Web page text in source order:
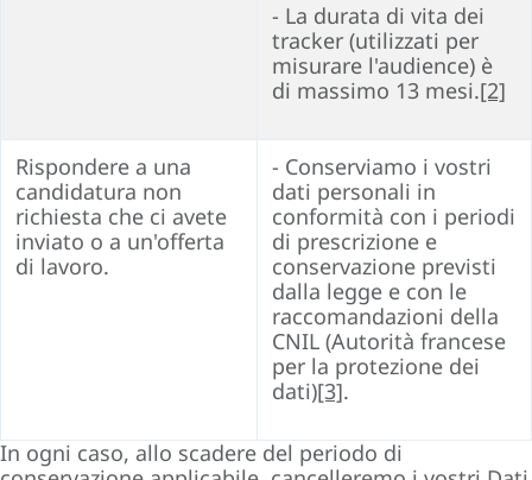
- La durata di vita dei
tracker (utilizzati per
misurare l'audience) è
di massimo 13 mesi.[2]
Rispondere a una
candidatura non
richiesta che ci avete
inviato o a un'offerta
di lavoro.
- Conserviamo i vostri
dati personali in
conformità con i periodi
di prescrizione e
conservazione previsti
dalla legge e con le
raccomandazioni della
CNIL (Autorità francese
per la protezione dei
dati)[3].
In ogni caso, allo scadere del periodo di